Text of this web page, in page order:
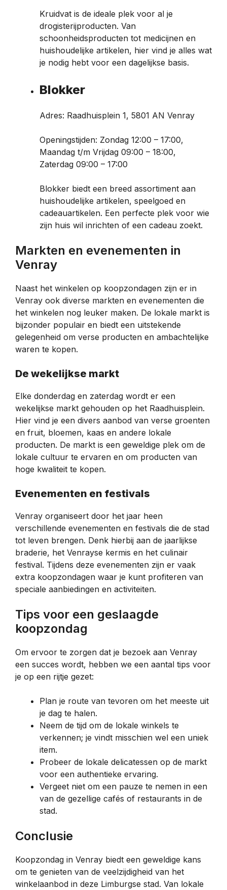
Kruidvat is de ideale plek voor al je
drogisterijproducten. Van
schoonheidsproducten tot medicijnen en
huishoudelijke artikelen, hier vind je alles wat
je nodig hebt voor een dagelijkse basis.
Blokker
Adres: Raadhuisplein 1, 5801 AN Venray
Openingstijden: Zondag 12:00 – 17:00,
Maandag t/m Vrijdag 09:00 – 18:00,
Zaterdag 09:00 – 17:00
Blokker biedt een breed assortiment aan
huishoudelijke artikelen, speelgoed en
cadeauartikelen. Een perfecte plek voor wie
zijn huis wil inrichten of een cadeau zoekt.
Markten en evenementen in
Venray
Naast het winkelen op koopzondagen zijn er in
Venray ook diverse markten en evenementen die
het winkelen nog leuker maken. De lokale markt is
bijzonder populair en biedt een uitstekende
gelegenheid om verse producten en ambachtelijke
waren te kopen.
De wekelijkse markt
Elke donderdag en zaterdag wordt er een
wekelijkse markt gehouden op het Raadhuisplein.
Hier vind je een divers aanbod van verse groenten
en fruit, bloemen, kaas en andere lokale
producten. De markt is een geweldige plek om de
lokale cultuur te ervaren en om producten van
hoge kwaliteit te kopen.
Evenementen en festivals
Venray organiseert door het jaar heen
verschillende evenementen en festivals die de stad
tot leven brengen. Denk hierbij aan de jaarlijkse
braderie, het Venrayse kermis en het culinair
festival. Tijdens deze evenementen zijn er vaak
extra koopzondagen waar je kunt profiteren van
speciale aanbiedingen en activiteiten.
Tips voor een geslaagde
koopzondag
Om ervoor te zorgen dat je bezoek aan Venray
een succes wordt, hebben we een aantal tips voor
je op een rijtje gezet:
Plan je route van tevoren om het meeste uit
je dag te halen.
Neem de tijd om de lokale winkels te
verkennen; je vindt misschien wel een uniek
item.
Probeer de lokale delicatessen op de markt
voor een authentieke ervaring.
Vergeet niet om een pauze te nemen in een
van de gezellige cafés of restaurants in de
stad.
Conclusie
Koopzondag in Venray biedt een geweldige kans
om te genieten van de veelzijdigheid van het
winkelaanbod in deze Limburgse stad. Van lokale